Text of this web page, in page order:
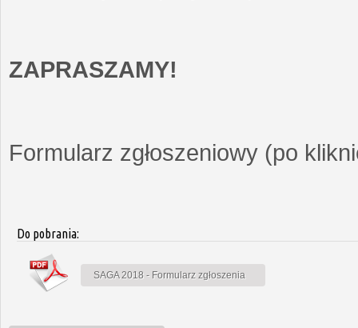
ZAPRASZAMY!
Formularz zgłoszeniowy (po
Do pobrania:
SAGA 2018 - Formularz zgłoszenia